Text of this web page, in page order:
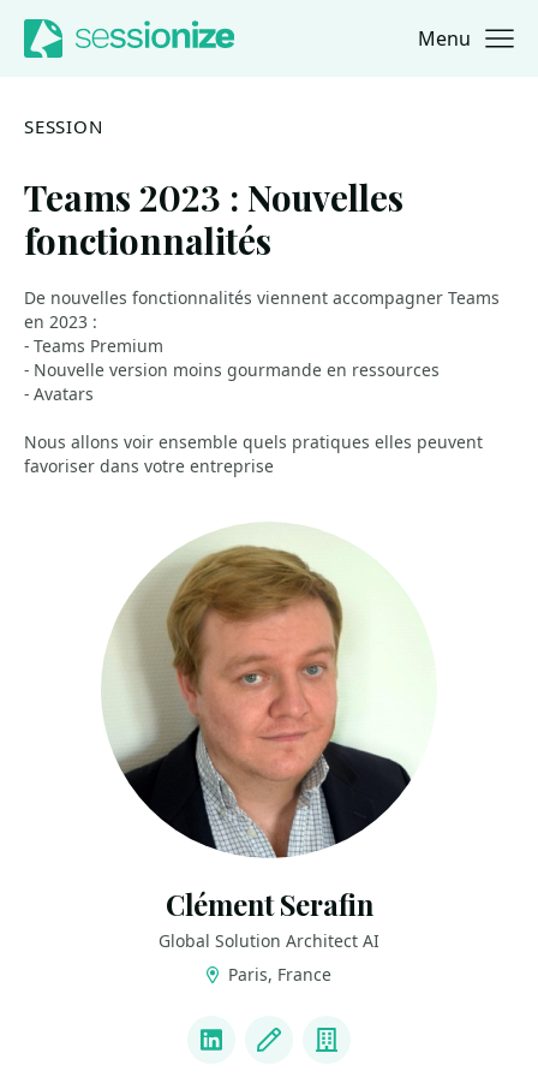
Jump to navigation
Jump to content Menu
SESSION
Teams 2023 : Nouvelles
fonctionnalités
De nouvelles fonctionnalités viennent accompagner Teams
en 2023 :
- Teams Premium
- Nouvelle version moins gourmande en ressources
- Avatars
Nous allons voir ensemble quels pratiques elles peuvent
favoriser dans votre entreprise
Clément Serafin
Global Solution Architect AI
Paris, France
LinkedInBlog Company